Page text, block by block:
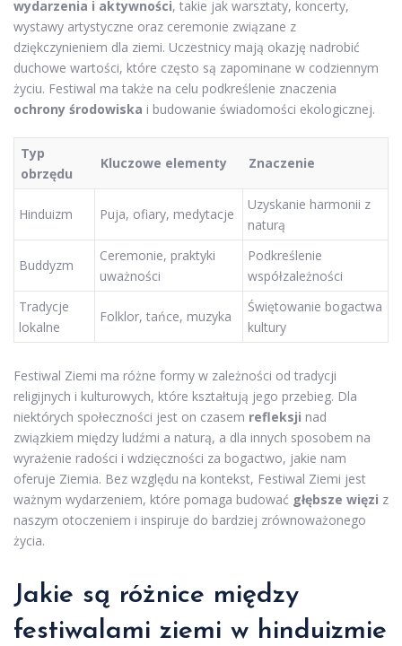
wydarzenia i aktywności, takie jak warsztaty, koncerty,
wystawy artystyczne oraz ceremonie związane z
dziękczynieniem dla ziemi. Uczestnicy mają okazję nadrobić
duchowe wartości, które często są zapominane w codziennym
życiu. Festiwal ma także na celu podkreślenie znaczenia
ochrony środowiska i budowanie świadomości ekologicznej.
Typ
obrzędu
Kluczowe elementy Znaczenie
Hinduizm Puja, ofiary, medytacje
Uzyskanie harmonii z
naturą
Buddyzm
Ceremonie, praktyki
uważności
Podkreślenie
współzależności
Tradycje
lokalne
Folklor, tańce, muzyka
Świętowanie bogactwa
kultury
Festiwal Ziemi ma różne formy w zależności od tradycji
religijnych i kulturowych, które kształtują jego przebieg. Dla
niektórych społeczności jest on czasem refleksji nad
związkiem między ludźmi a naturą, a dla innych sposobem na
wyrażenie radości i wdzięczności za bogactwo, jakie nam
oferuje Ziemia. Bez względu na kontekst, Festiwal Ziemi jest
ważnym wydarzeniem, które pomaga budować głębsze więzi z
naszym otoczeniem i inspiruje do bardziej zrównoważonego
życia.
Jakie są różnice między
festiwalami ziemi w hinduizmie